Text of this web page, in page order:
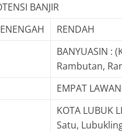
BANJIR
RENDAH
BANYUASIN :
Rambutan,
EMPAT
KOTA LUBUK
Satu,